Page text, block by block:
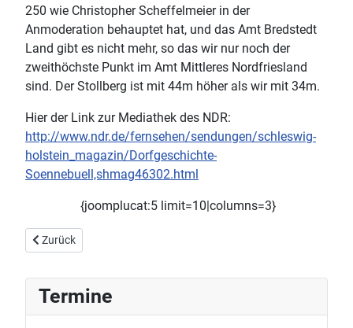
250 wie Christopher Scheffelmeier in der
Anmoderation behauptet hat, und das Amt Bredstedt
Land gibt es nicht mehr, so das wir nur noch der
zweithöchste Punkt im Amt Mittleres Nordfriesland
sind. Der Stollberg ist mit 44m höher als wir mit 34m.
Hier der Link zur Mediathek des NDR:
http://www.ndr.de/fernsehen/sendungen/schleswig-
holstein_magazin/Dorfgeschichte-
Soennebuell,shmag46302.html
{joomplucat:5 limit=10|columns=3}
Vorheriger Beitrag: Wieder..wieder..ick klopp..wieder....
Zurück
Termine